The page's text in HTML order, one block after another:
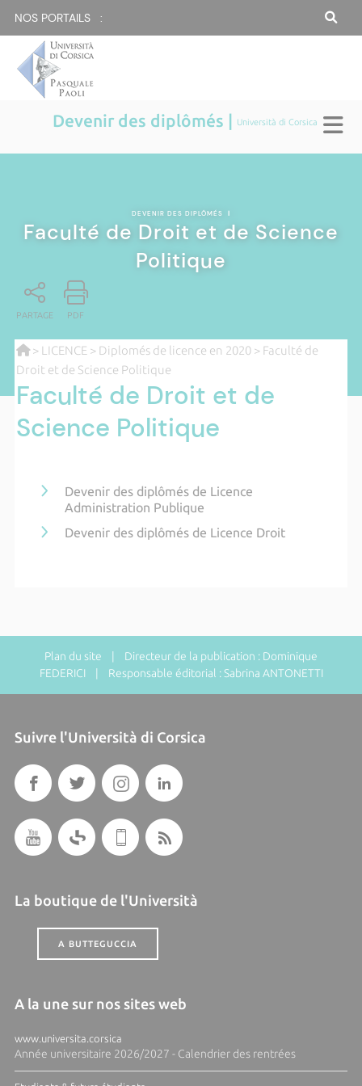
NOS PORTAILS :
Devenir des diplômés | Università di Corsica
DEVENIR DES DIPLÔMÉS |
Faculté de Droit et de Science
Politique
PARTAGE PDF
> LICENCE > Diplomés de licence en 2020> Faculté de
Droit et de Science Politique
Faculté de Droit et de
Science Politique
Devenir des diplômés de Licence
Administration Publique
Devenir des diplômés de Licence Droit
Plan du site | Directeur de la publication : Dominique
FEDERICI | Responsable éditorial : Sabrina ANTONETTI
Suivre l'Università di Corsica
La boutique de l'Università
A BUTTEGUCCIA
A la une sur nos sites web
www.universita.corsica
Année universitaire 2026/2027 - Calendrier des rentrées